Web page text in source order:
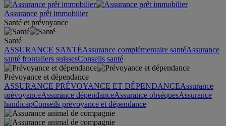
Assurance prêt immobilier
Santé et prévoyance
Santé
ASSURANCE SANTÉAssurance complémentaire santéAssurance
santé frontaliers suissesConseils santé
Prévoyance et dépendance
ASSURANCE PRÉVOYANCE ET DÉPENDANCEAssurance
prévoyanceAssurance dépendanceAssurance obsèquesAssurance
handicapConseils prévoyance et dépendance